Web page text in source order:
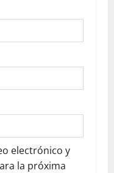
electrónico y
la próxima